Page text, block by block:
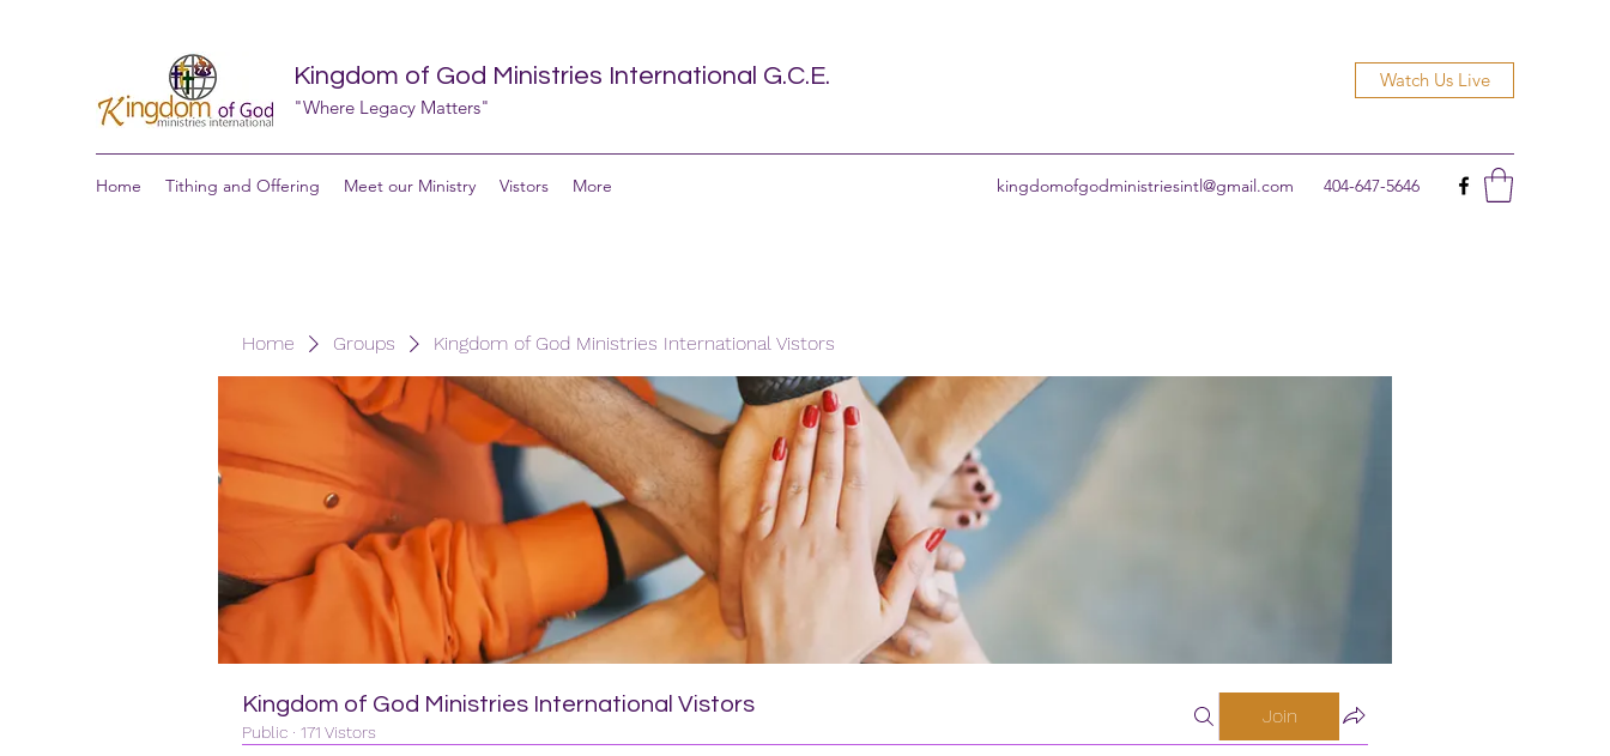
Kingdom of God Ministries International G.C.E.
"Where Legacy Matters"
Watch Us Live
Home Tithing and Offering Meet our Ministry Vistors More kingdomofgodministriesintl@gmail.com 404-647-5646
Home Groups Kingdom of God Ministries International Vistors
Kingdom of God Ministries International Vistors
Public · 171 Vistors
Join